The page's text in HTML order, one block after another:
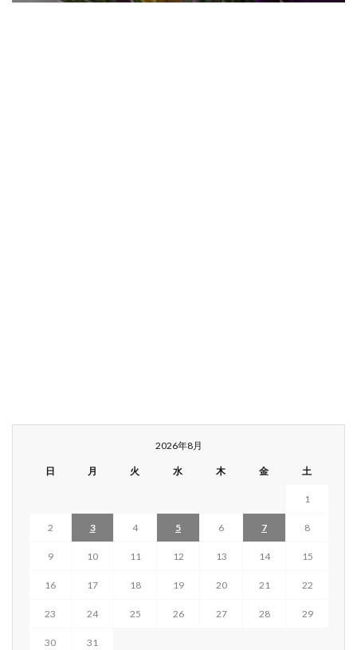
2026年8月
日 月 火 水 木 金 土
1
2 3 4 5 6 7 8
9 10 11 12 13 14 15
16 17 18 19 20 21 22
23 24 25 26 27 28 29
30
31